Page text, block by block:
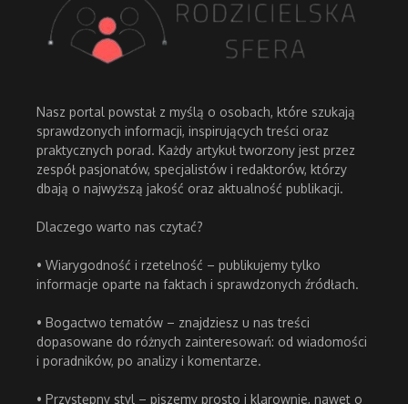
Nasz portal powstał z myślą o osobach, które szukają
sprawdzonych informacji, inspirujących treści oraz
praktycznych porad. Każdy artykuł tworzony jest przez
zespół pasjonatów, specjalistów i redaktorów, którzy
dbają o najwyższą jakość oraz aktualność publikacji.
Dlaczego warto nas czytać?
• Wiarygodność i rzetelność – publikujemy tylko
informacje oparte na faktach i sprawdzonych źródłach.
• Bogactwo tematów – znajdziesz u nas treści
dopasowane do różnych zainteresowań: od wiadomości
i poradników, po analizy i komentarze.
• Przystępny styl – piszemy prosto i klarownie, nawet o